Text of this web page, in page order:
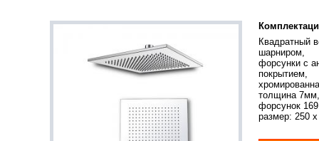
Квадратный
шарниром,
форсунки с
покрытием,
толщина 7мм,
форсунок
размер: 250